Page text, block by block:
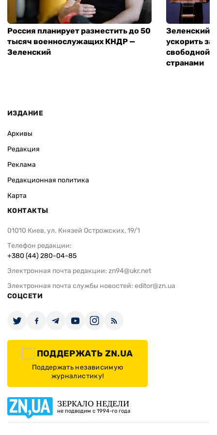
Россия планирует разместить до 50
тысяч военнослужащих КНДР —
Зеленский
Зеленский
ускорить
свободной
странами
ИЗДАНИЕ
Архивы
Редакция
Реклама
Редакционная политика
Карта
КОНТАКТЫ
01010 Киев, ул. Князей Острожских, 19/1
Телефон редакции:
+380 (44) 280-04-85
Электронная почта редакции: zn94@ukr.net
Электронная почта службы новостей: editor@zn.ua
СОЦСЕТИ
ПОДДЕРЖАТЬ ZN.UA
Поддержать независимую
журналистику!
ЗЕРКАЛО НЕДЕЛИ
не подводим с 1994-го года